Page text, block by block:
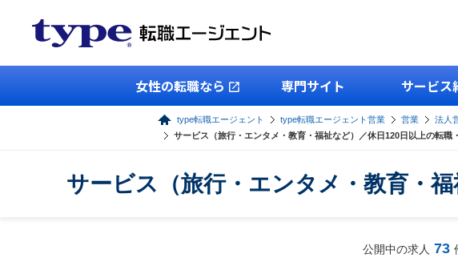
女性の転職なら 専門サイト サービス
type転職エージェント type転職エージェント営業 営業 法人
サービス（旅行・エンタメ・教育・福祉など）／休日120日以上の転職
サービス（旅行・エンタメ・教育・
公開中の求人 73